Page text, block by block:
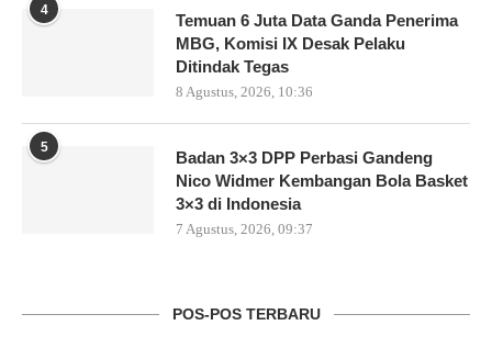
4
Temuan 6 Juta Data Ganda Penerima
MBG, Komisi IX Desak Pelaku
Ditindak Tegas
8 Agustus, 2026, 10:36
5
Badan 3×3 DPP Perbasi Gandeng
Nico Widmer Kembangan Bola Basket
3×3 di Indonesia
7 Agustus, 2026, 09:37
POS-POS TERBARU